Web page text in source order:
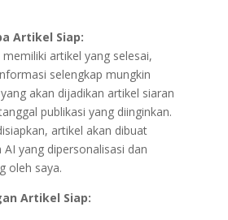
Artikel Siap:
memiliki artikel yang selesai,
selengkap mungkin
akan dijadikan artikel siaran
publikasi yang diinginkan.
artikel akan dibuat
yang dipersonalisasi dan
oleh saya.
Artikel Siap: